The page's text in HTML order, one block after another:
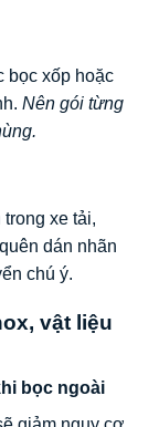
bọc xốp hoặc
Nên gói từng
xe tải,
dán nhãn
chú ý.
vật liệu
bọc ngoài